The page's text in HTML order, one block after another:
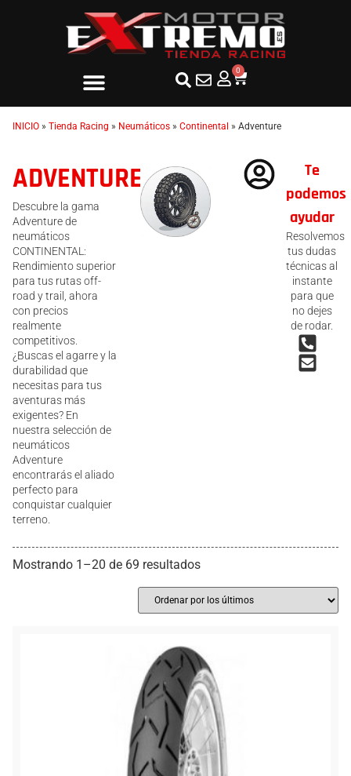
0
INICIO » Tienda Racing » Neumáticos » Continental » Adventure
ADVENTURE
Descubre la gama
Adventure de
neumáticos
CONTINENTAL:
Rendimiento superior
para tus rutas off-
road y trail, ahora
con precios
realmente
competitivos.
¿Buscas el agarre y la
durabilidad que
necesitas para tus
aventuras más
exigentes? En
nuestra selección de
neumáticos
Adventure
encontrarás el aliado
perfecto para
conquistar cualquier
terreno.
Te
podemos
ayudar
Resolvemos
tus dudas
técnicas al
instante
para que
no dejes
de rodar.
Mostrando 1–20 de 69 resultados